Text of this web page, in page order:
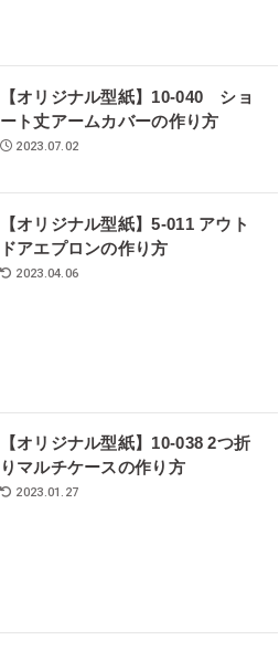
【オリジナル型紙】10-040 ショ
ート丈アームカバーの作り方
2023.07.02
【オリジナル型紙】5-011 アウト
ドアエプロンの作り方
2023.04.06
【オリジナル型紙】10-038 2つ折
りマルチケースの作り方
2023.01.27